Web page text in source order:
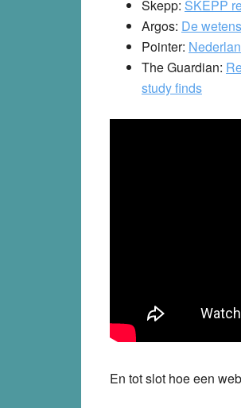
Skepp: SKEPP
Argos: De
Pointer:
The Guardian:
study finds
En tot slot hoe een